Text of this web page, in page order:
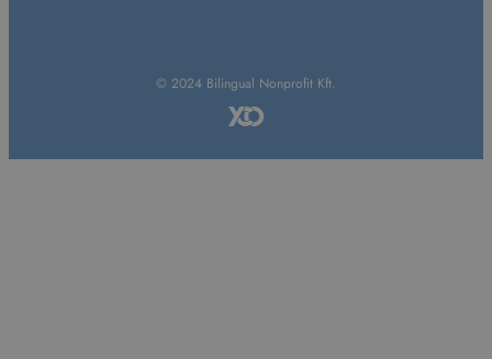
© 2024 Bilingual Nonprofit Kft.